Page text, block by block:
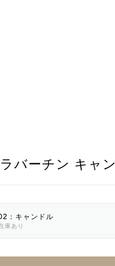
バーチン キャ
：キャンドル
庫あり